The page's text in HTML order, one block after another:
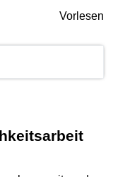
Vorlesen